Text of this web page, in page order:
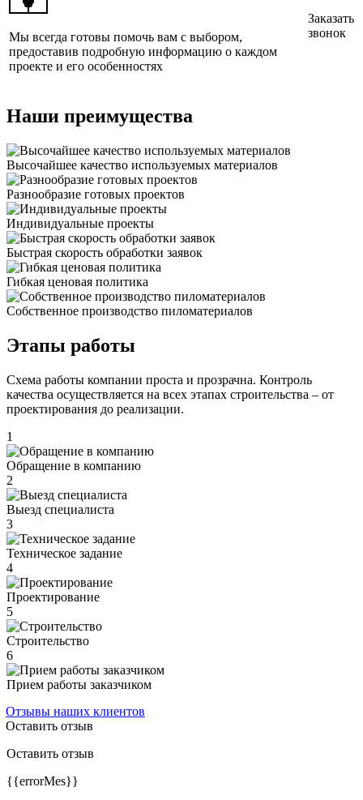
Мы всегда готовы помочь вам с выбором,
предоставив подробную информацию о каждом
проекте и его особенностях
Заказать
звонок
Наши преимущества
Высочайшее качество используемых материалов
Разнообразие готовых проектов
Индивидуальные проекты
Быстрая скорость обработки заявок
Гибкая ценовая политика
Cобственное производство пиломатериалов
Этапы работы
Схема работы компании проста и прозрачна. Контроль
качества осуществляется на всех этапах строительства – от
проектирования до реализации.
1
Обращение в компанию
2
Выезд специалиста
3
Техническое задание
4
Проектирование
5
Строительство
6
Прием работы заказчиком
Отзывы наших клиентов
Оставить отзыв
Оставить отзыв
{{errorMes}}